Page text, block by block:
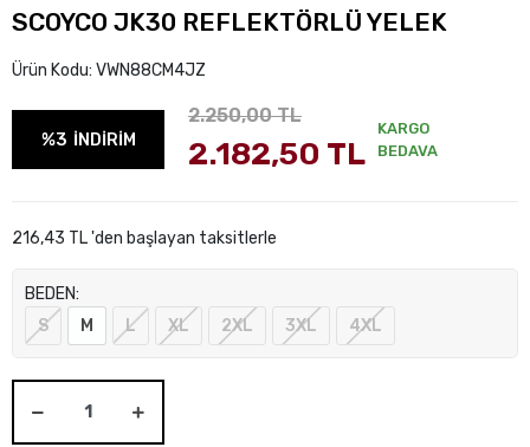
SCOYCO JK30 REFLEKTÖRLÜ YELEK
Ürün Kodu: VWN88CM4JZ
%3 İNDİRİM
2.250,00 TL
2.182,50 TL
KARGO
BEDAVA
216,43 TL 'den başlayan taksitlerle
BEDEN:
S
M L XL 2XL 3XL 4XL